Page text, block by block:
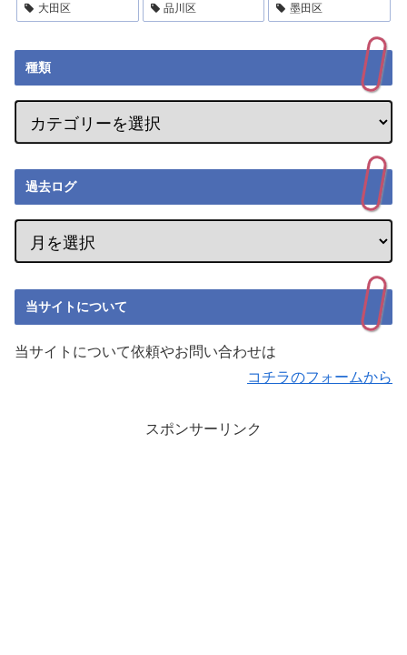
大田区 品川区 墨田区
種類
過去ログ
当サイトについて
当サイトについて依頼やお問い合わせは
コチラのフォームから
スポンサーリンク